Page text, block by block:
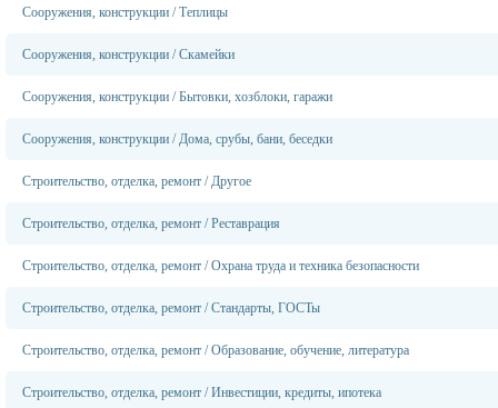
Сооружения, конструкции /Теплицы
Сооружения, конструкции /Скамейки
Сооружения, конструкции /Бытовки, хозблоки, гаражи
Сооружения, конструкции /Дома, срубы, бани, беседки
Строительство, отделка, ремонт /Другое
Строительство, отделка, ремонт /Реставрация
Строительство, отделка, ремонт /Охрана труда и техника безопасности
Строительство, отделка, ремонт /Стандарты, ГОСТы
Строительство, отделка, ремонт /Образование, обучение, литература
Строительство, отделка, ремонт /Инвестиции, кредиты, ипотека